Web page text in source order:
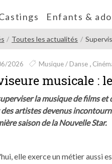
Enfants &
Toutes les actualités
2026 Musique / Danse
musicale :
la musique de films et
artistes devenus
saison de la Nouvelle Star.
elle exerce un métier aussi